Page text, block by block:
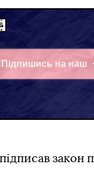
Підпишись на наш
Telegram
закон